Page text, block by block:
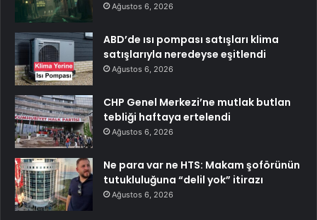
Ağustos 6, 2026
ABD’de ısı pompası satışları klima
satışlarıyla neredeyse eşitlendi
Ağustos 6, 2026
CHP Genel Merkezi’ne mutlak butlan
tebliği haftaya ertelendi
Ağustos 6, 2026
Ne para var ne HTS: Makam şoförünün
tutukluluğuna “delil yok” itirazı
Ağustos 6, 2026